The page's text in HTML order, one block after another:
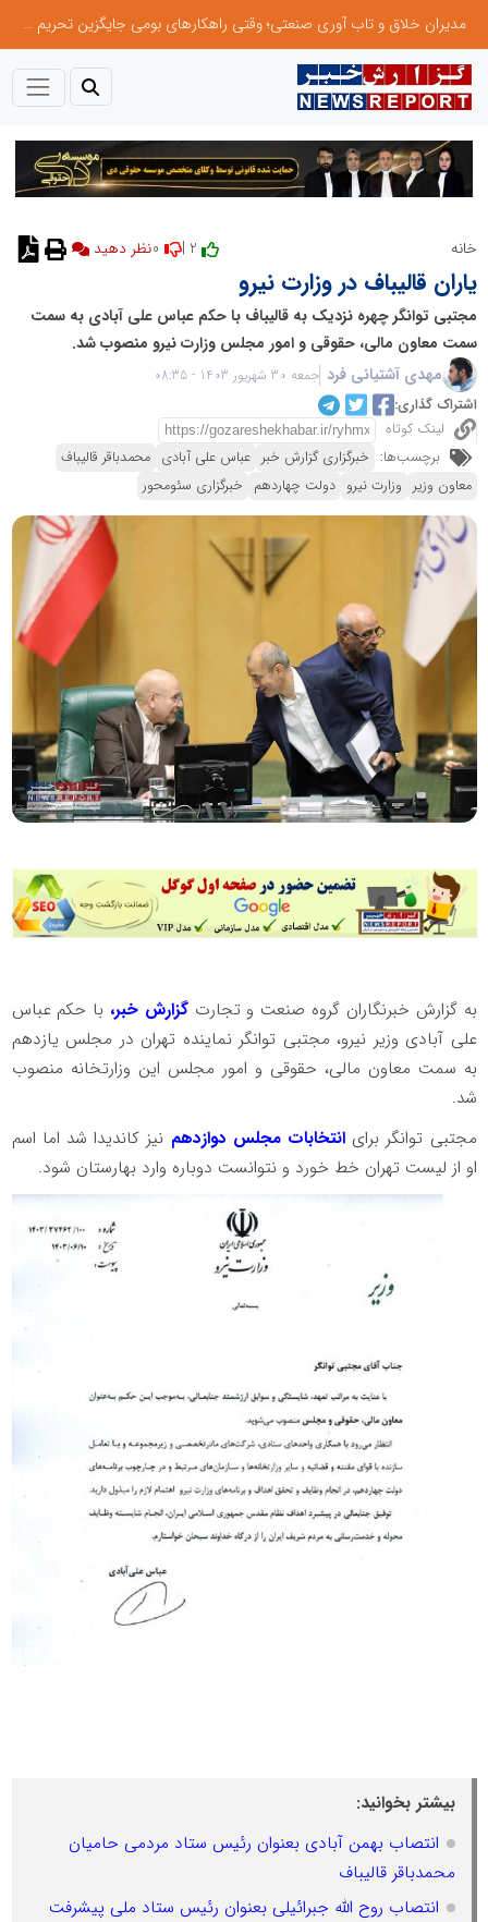
مدیران خلاق و تاب آوری صنعتی؛ وقتی راهکارهای بومی جایگزین تحریم میشود
خانه نظر دهید
یاران قالیباف در وزارت نیرو
مجتبی توانگر چهره نزدیک به قالیباف با حکم عباس علی آبادی به سمت
سمت معاون مالی، حقوقی و امور مجلس وزارت نیرو منصوب شد.
مهدی آشتیانی فرد جمعه 30 شهریور 1403 - 08:35
اشتراک گذاری:
لینک کوتاه
برچسب‌ها: خبرگزاری گزارش خبر عباس علی آبادی محمدباقر قالیباف
معاون وزیر وزارت نیرو دولت چهاردهم خبرگزاری سئومحور
به گزارش خبرنگاران گروه صنعت و تجارت گزارش خبر، با حکم عباس
علی آبادی وزیر نیرو، مجتبی توانگر نماینده تهران در مجلس یازدهم
به سمت معاون مالی، حقوقی و امور مجلس این وزارتخانه منصوب
شد.
مجتبی توانگر برای انتخابات مجلس دوازدهم نیز کاندیدا شد اما اسم
او از لیست تهران خط خورد و نتوانست دوباره وارد بهارستان شود.
بیشتر بخوانید:
انتصاب بهمن آبادی بعنوان رئیس ستاد مردمی حامیان
محمدباقر قالیباف
انتصاب روح الله جبرائیلی بعنوان رئیس ستاد ملی پیشرفت